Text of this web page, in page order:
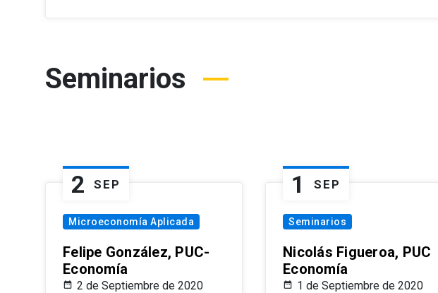
Seminarios
2 SEP
Microeconomía Aplicada
Felipe González, PUC-
Economía
2 de Septiembre de 2020
1 SEP
Seminarios
Nicolás Figueroa, PUC
Economía
1 de Septiembre de 2020